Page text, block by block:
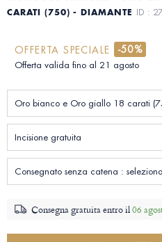
CARATI (750) - DIAMANTE ID :
OFFERTA SPECIALE -50%
Offerta valida fino al 21 agosto
Oro bianco e Oro giallo 18 carati
Incisione gratuita
Consegnato senza catena :
Consegna gratuita entro il06